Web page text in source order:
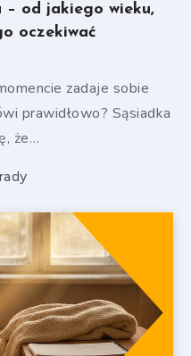
od jakiego wieku,
oczekiwać
zadaje sobie
prawidłowo? Sąsiadka
że…